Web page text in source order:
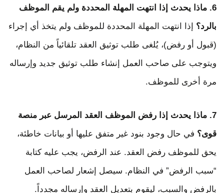
6. ماذا يحدث إذا انتهت المهلة المحددة ولم يقم الموظف
بالرد؟ إذا انتهت المهلة المحددة للموظف ولم يتخذ أي إجراء
(قبول أو رفض)، يُلغى طلب توثيق العقد تلقائياً من النظام،
ويتوجب على صاحب العمل إنشاء طلب توثيق جديد وإرساله
مرة أخرى للموظف.
7. ماذا يحدث إذا رفض الموظف العقد المرسل عبر منصة
قوى؟ في حال وجود بنود غير متفق عليها أو بيانات خاطئة،
يحق للموظف رفض العقد. عند الرفض، يجب عليه كتابة
“سبب الرفض” في النظام. سيصل إشعار لصاحب العمل
بالرفض والسبب، ليقوم بتعديل العقد وإرساله مجدداً.